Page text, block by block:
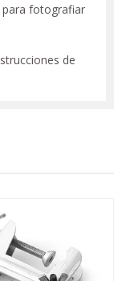
para fotografiar
de